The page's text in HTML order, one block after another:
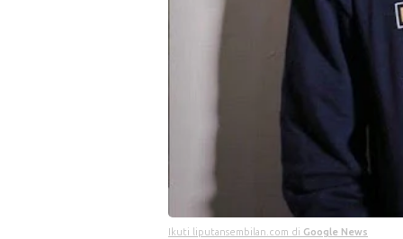
Ikuti liputansembilan.com di Google News